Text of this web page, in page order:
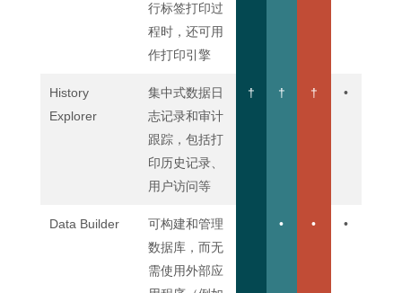
行标签打印过
程时，还可用
作打印引擎
History
Explorer
集中式数据日
志记录和审计
跟踪，包括打
印历史记录、
用户访问等
† † † •
Data Builder
可构建和管理
数据库，而无
需使用外部应
• • •